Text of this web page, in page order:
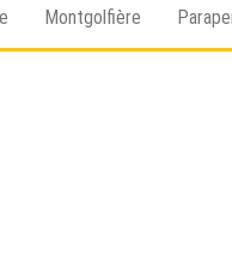
Montgolfière